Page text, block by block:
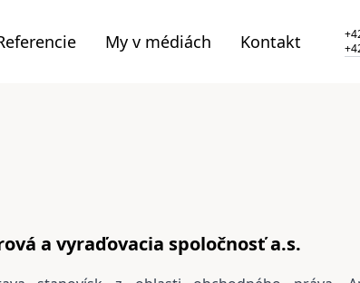
My v médiách Kontakt
a vyraďovacia spoločnosť a.s.